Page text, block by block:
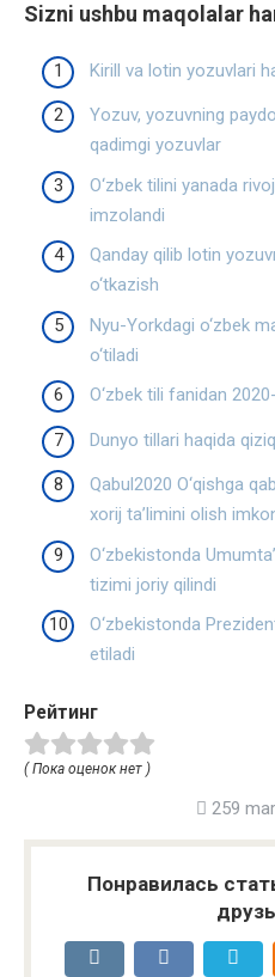
Sizni ushbu maqolalar
Kirill va lotin yozuvlari
Yozuv, yozuvning
qadimgi yozuvlar
O‘zbek tilini yanada
imzolandi
Qanday qilib lotin
o‘tkazish
Nyu-Yorkdagi o‘zbek
o‘tiladi
O‘zbek tili fanidan
Dunyo tillari haqida
Qabul2020 O‘qishga
xorij ta’limini olish
O‘zbekistonda
tizimi joriy qilindi
O‘zbekistonda
etiladi
Рейтинг
( Пока оценок нет )
259
Понравилась